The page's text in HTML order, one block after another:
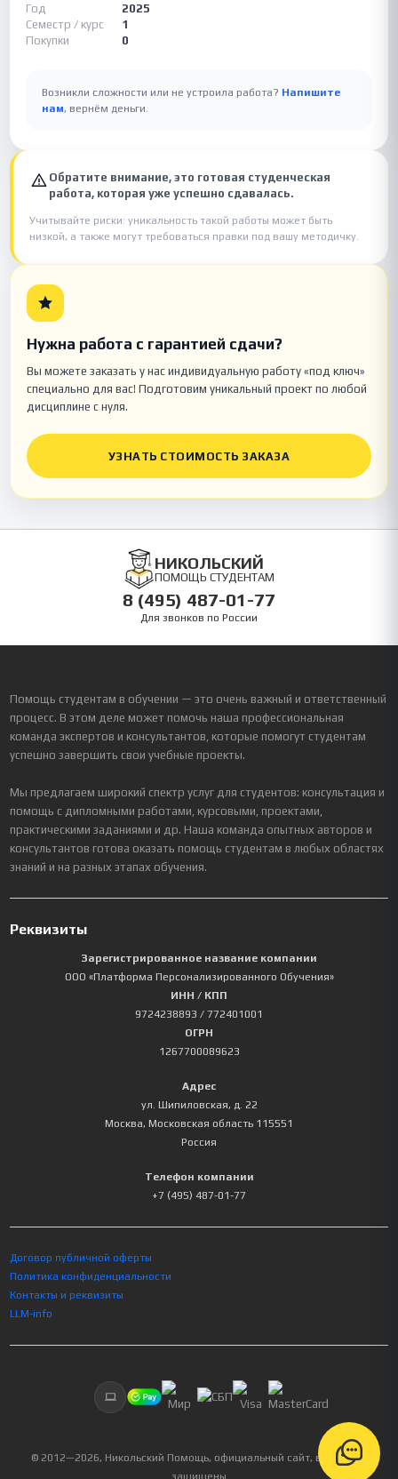
Год
2025
Семестр / курс
1
Покупки
0
Возникли сложности или не устроила работа? Напишите
нам, вернём деньги.
Обратите внимание, это готовая студенческая
работа, которая уже успешно сдавалась.
Учитывайте риски: уникальность такой работы может быть
низкой, а также могут требоваться правки под вашу методичку.
Нужна работа с гарантией сдачи?
Вы можете заказать у нас индивидуальную работу «под ключ»
специально для вас! Подготовим уникальный проект по любой
дисциплине с нуля.
УЗНАТЬ СТОИМОСТЬ ЗАКАЗА
НИКОЛЬСКИЙ
ПОМОЩЬ СТУДЕНТАМ
8 (495) 487-01-77
Для звонков по России
Помощь студентам в обучении — это очень важный и ответственный
процесс. В этом деле может помочь наша профессиональная
команда экспертов и консультантов, которые помогут студентам
успешно завершить свои учебные проекты.
Мы предлагаем широкий спектр услуг для студентов: консультация и
помощь с дипломными работами, курсовыми, проектами,
практическими заданиями и др. Наша команда опытных авторов и
консультантов готова оказать помощь студентам в любых областях
знаний и на разных этапах обучения.
Реквизиты
Зарегистрированное название компании
ООО «Платформа Персонализированного Обучения»
ИНН / КПП
9724238893 / 772401001
ОГРН
1267700089623
Адрес
ул. Шипиловская, д. 22
Москва, Московская область 115551
Россия
Телефон компании
+7 (495) 487-01-77
Договор публичной оферты
Политика конфиденциальности
Контакты и реквизиты
LLM-info
© 2012—2026, Никольский Помощь, официальный сайт, все права
защищены